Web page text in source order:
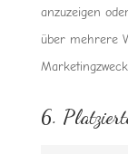
anzuzeigen
über mehrere
6.